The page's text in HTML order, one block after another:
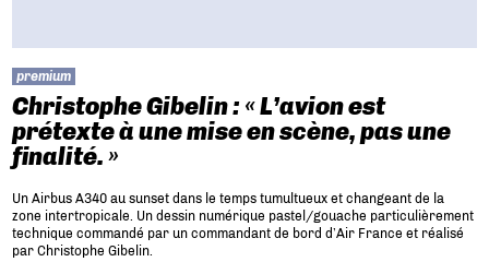
premium
Christophe Gibelin : « L’avion est
prétexte à une mise en scène, pas une
finalité. »
Un Airbus A340 au sunset dans le temps tumultueux et changeant de la
zone intertropicale. Un dessin numérique pastel/gouache particulièrement
technique commandé par un commandant de bord d’Air France et réalisé
par Christophe Gibelin.